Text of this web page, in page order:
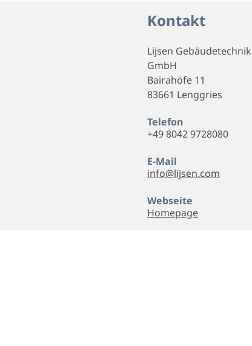
Kontakt
Lijsen Gebäudetechnik
GmbH
Bairahöfe 11
83661 Lenggries
Telefon
+49 8042 9728080
E-Mail
info@lijsen.com
Webseite
Homepage